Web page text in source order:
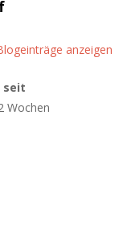
anzeigen
seit
Wochen